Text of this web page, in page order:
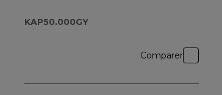
KAP50.000GY
Comparer